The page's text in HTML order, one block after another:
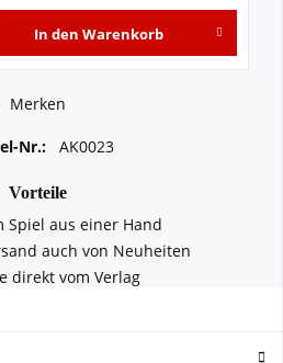
In den Warenkorb
Merken
Nr.: AK0023
Vorteile
Spiel aus einer Hand
auch von Neuheiten
direkt vom Verlag